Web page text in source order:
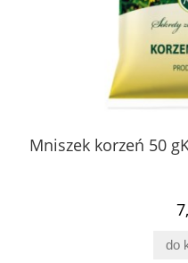
Mniszek korzeń 50
do